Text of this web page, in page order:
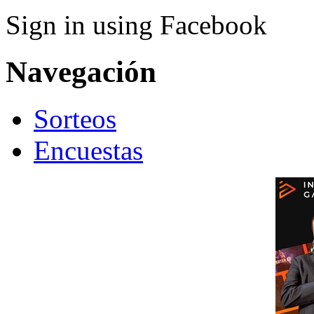
Sign in using Facebook
Navegación
Sorteos
Encuestas